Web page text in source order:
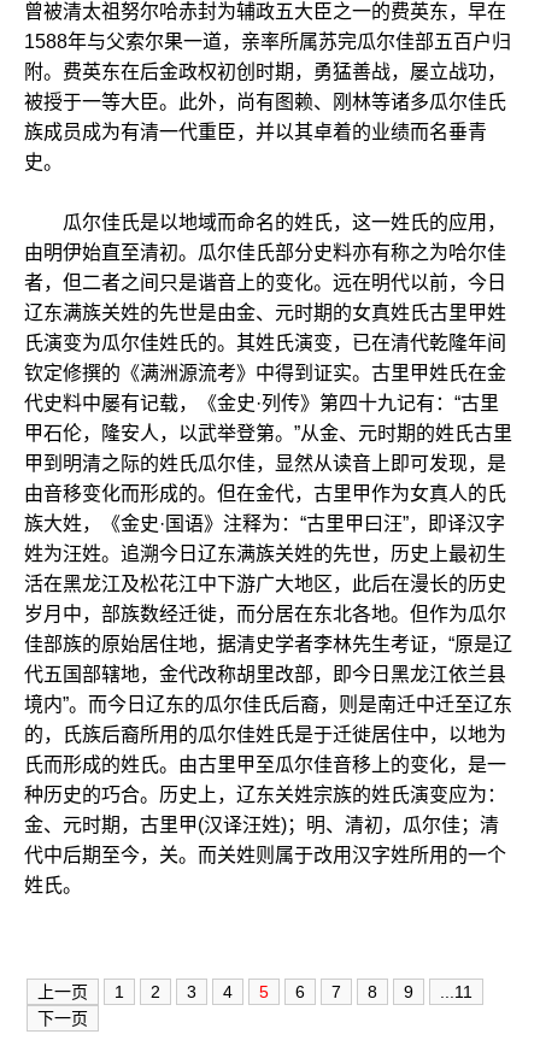
曾被清太祖努尔哈赤封为辅政五大臣之一的费英东，早在
1588年与父索尔果一道，亲率所属苏完瓜尔佳部五百户归
附。费英东在后金政权初创时期，勇猛善战，屡立战功，
被授于一等大臣。此外，尚有图赖、刚林等诸多瓜尔佳氏
族成员成为有清一代重臣，并以其卓着的业绩而名垂青
史。
瓜尔佳氏是以地域而命名的姓氏，这一姓氏的应用，
由明伊始直至清初。瓜尔佳氏部分史料亦有称之为哈尔佳
者，但二者之间只是谐音上的变化。远在明代以前，今日
辽东满族关姓的先世是由金、元时期的女真姓氏古里甲姓
氏演变为瓜尔佳姓氏的。其姓氏演变，已在清代乾隆年间
钦定修撰的《满洲源流考》中得到证实。古里甲姓氏在金
代史料中屡有记载，《金史·列传》第四十九记有：“古里
甲石伦，隆安人，以武举登第。”从金、元时期的姓氏古里
甲到明清之际的姓氏瓜尔佳，显然从读音上即可发现，是
由音移变化而形成的。但在金代，古里甲作为女真人的氏
族大姓，《金史·国语》注释为：“古里甲曰汪”，即译汉字
姓为汪姓。追溯今日辽东满族关姓的先世，历史上最初生
活在黑龙江及松花江中下游广大地区，此后在漫长的历史
岁月中，部族数经迁徙，而分居在东北各地。但作为瓜尔
佳部族的原始居住地，据清史学者李林先生考证，“原是辽
代五国部辖地，金代改称胡里改部，即今日黑龙江依兰县
境内”。而今日辽东的瓜尔佳氏后裔，则是南迁中迁至辽东
的，氏族后裔所用的瓜尔佳姓氏是于迁徙居住中，以地为
氏而形成的姓氏。由古里甲至瓜尔佳音移上的变化，是一
种历史的巧合。历史上，辽东关姓宗族的姓氏演变应为：
金、元时期，古里甲(汉译汪姓)；明、清初，瓜尔佳；清
代中后期至今，关。而关姓则属于改用汉字姓所用的一个
姓氏。
上一页 1 2 3 4 5 6 7 8 9
...11
下一页